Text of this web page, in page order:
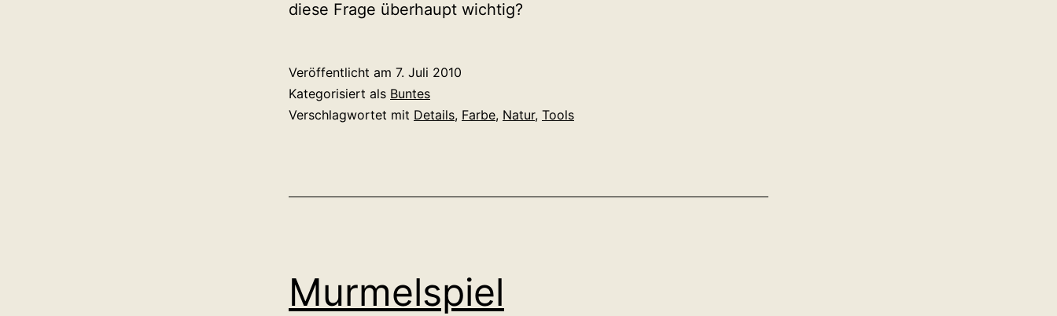
diese Frage überhaupt wichtig?
Veröffentlicht am 7. Juli 2010
Kategorisiert als Buntes
Verschlagwortet mit Details, Farbe, Natur, Tools
Murmelspiel